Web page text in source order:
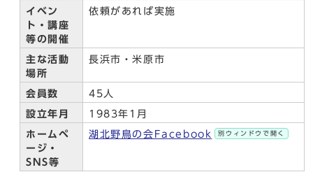
イベン
ト・講座
等の開催
依頼があれば実施
主な活動
場所
長浜市・米原市
会員数 45人
設立年月 1983年1月
ホームペ
ージ・
SNS等
湖北野鳥の会Facebook 別ウィンドウで開く